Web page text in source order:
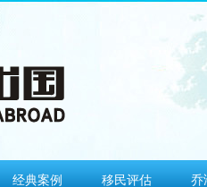
经典案例 移民评估 乔